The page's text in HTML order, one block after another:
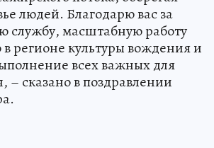
людей. Благодарю вас за
службу, масштабную работу
регионе культуры вождения и
всех важных для
– сказано в поздравлении